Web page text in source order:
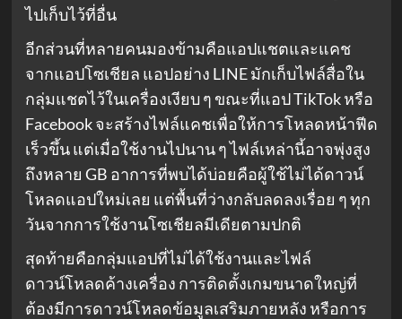
ไปเก็บไว้ที่อื่น
อีกส่วนที่หลายคนมองข้ามคือแอปแชตและแคช
จากแอปโซเชียล แอปอย่าง LINE มักเก็บไฟล์สื่อใน
กลุ่มแชตไว้ในเครื่องเงียบ ๆ ขณะที่แอป TikTok หรือ
Facebook จะสร้างไฟล์แคชเพื่อให้การโหลดหน้าฟีด
เร็วขึ้น แต่เมื่อใช้งานไปนาน ๆ ไฟล์เหล่านี้อาจพุ่งสูง
ถึงหลาย GB อาการที่พบได้บ่อยคือผู้ใช้ไม่ได้ดาวน์
โหลดแอปใหม่เลย แต่พื้นที่ว่างกลับลดลงเรื่อย ๆ ทุก
วันจากการใช้งานโซเชียลมีเดียตามปกติ
สุดท้ายคือกลุ่มแอปที่ไม่ได้ใช้งานและไฟล์
ดาวน์โหลดค้างเครื่อง การติดตั้งเกมขนาดใหญ่ที่
ต้องมีการดาวน์โหลดข้อมูลเสริมภายหลัง หรือการ